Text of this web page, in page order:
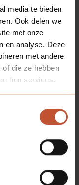
media te bieden
Ook delen we
met onze
en analyse. Deze
met andere
die ze hebben
hun services.